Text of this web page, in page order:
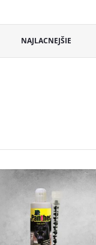
NAJLACNEJŠIE